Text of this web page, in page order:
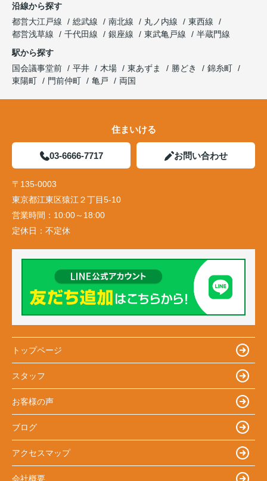
沿線から探す
都営大江戸線
総武線 南北線 丸ノ内線
東西線
都営浅草線
千代田線 銀座線 東武亀戸線
半蔵門線
駅から探す
国会議事堂前
平井 木場 東あずま 勝どき
錦糸町
東陽町
門前仲町 亀戸 両国
住まいける
03-6666-7717 お問い合わせ
〒135-0003
東京都江東区猿江２丁目5-10
営業時間： 10:00～18:00
定休日： 不定休
トップページ
スタッフ
お客様の声
ブログ
アクセスマップ
会社概要